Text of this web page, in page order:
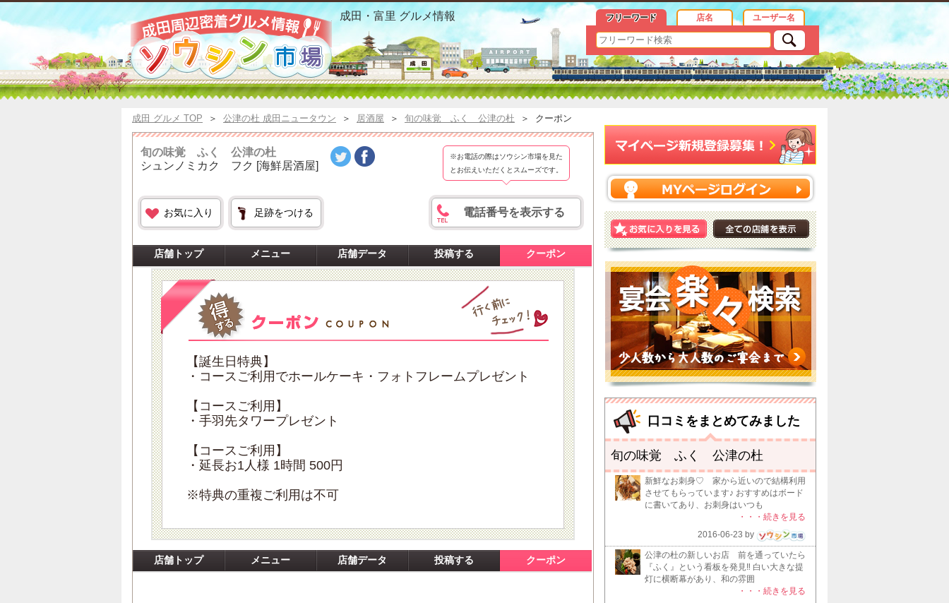
成田(公津の杜) ふく|旬の味覚 クーポンおすすめ情報
成田・富里 グルメ情報 フリーワード 店名 ユーザー名
成田 グルメ TOP ＞ 公津の杜 成田ニュータウン ＞ 居酒屋 ＞ 旬の味覚 ふく 公津の杜 ＞ クーポン
旬の味覚 ふく 公津の杜
シュンノミカク フク [海鮮居酒屋]
お気に入り 足跡をつける
※お電話の際はソウシン市場を見た
とお伝えいただくとスムーズです。
電話番号を表示する
店舗トップ メニュー 店舗データ 投稿する クーポン
【誕生日特典】
・コースご利用でホールケーキ・フォトフレームプレゼント
【コースご利用】
・手羽先タワープレゼント
【コースご利用】
・延長お1人様 1時間 500円
※特典の重複ご利用は不可
店舗トップ メニュー 店舗データ 投稿する クーポン
口コミをまとめてみました
旬の味覚 ふく 公津の杜
新鮮なお刺身♡ 家から近いので結構利用
させてもらっています♪ おすすめはボード
に書いてあり、お刺身はいつも
・・・続きを見る
2016-06-23 by
公津の杜の新しいお店 前を通っていたら
『ふく』という看板を発見‼︎ 白い大きな提
灯に横断幕があり、和の雰囲
・・・続きを見る